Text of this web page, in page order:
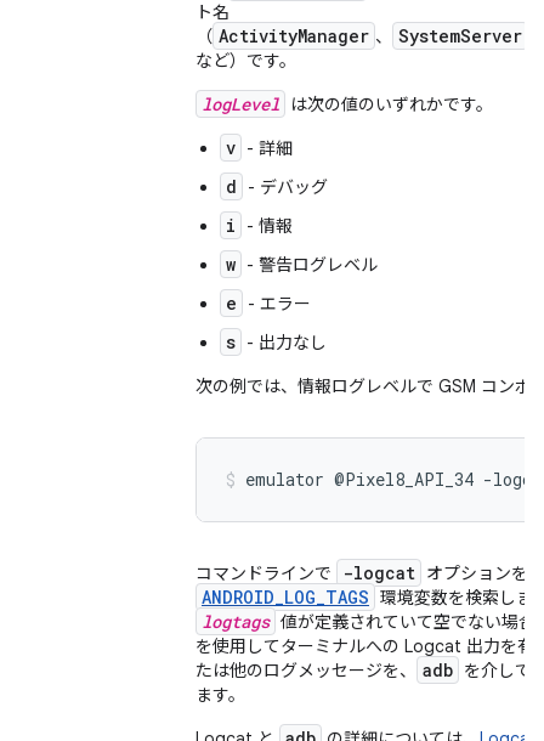
ト名
（ ActivityManager 、 SystemServer
など）です。
logLevel は次の値のいずれかです。
v - 詳細
d - デバッグ
i - 情報
w - 警告ログレベル
e - エラー
s - 出力なし
次の例では、情報ログレベルで GSM コンポ
emulator @Pixel8_API_34 -
コマンドラインで -logcat オプションを
ANDROID_LOG_TAGS 環境変数を検索しま
logtags 値が定義されていて空でない場
を使用してターミナルへの Logcat 出力を有
たは他のログメッセージを、
adb を介して
ます。